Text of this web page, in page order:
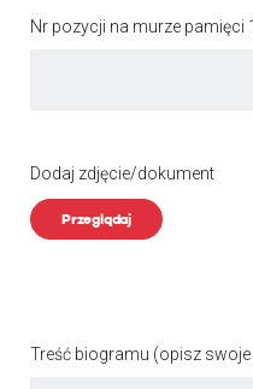
Nr pozycji na murze pamięci
Dodaj zdjęcie/dokument
Przeglądaj
Treść biogramu (opisz